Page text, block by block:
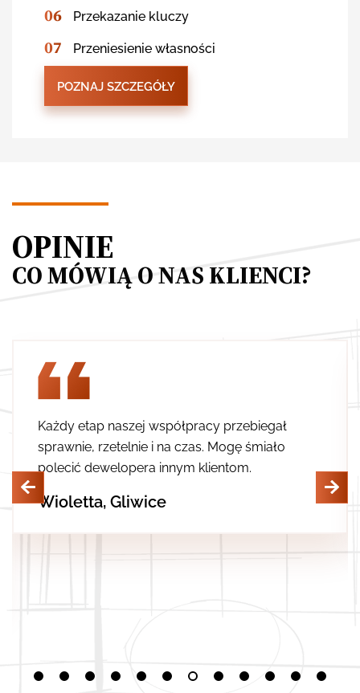
06 Przekazanie kluczy
07 Przeniesienie własności
POZNAJ SZCZEGÓŁY
OPINIE
CO MÓWIĄ O NAS KLIENCI?
Świetna lokalizacja i cena. Miły odbiór
oraz możliwość sprawdzenia technicznego
mieszkania przed odbiorem.
Artur, Gliwice